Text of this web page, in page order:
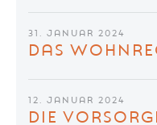
31. JANUAR 2024
DAS
12. JANUAR 2024
DIE